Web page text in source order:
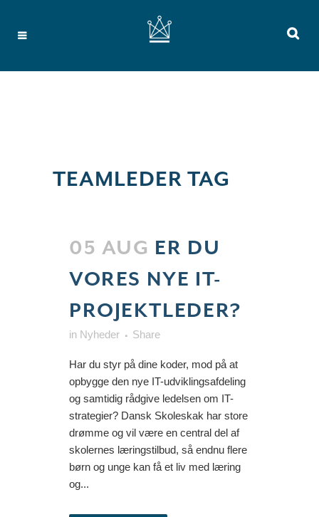
TEAMLEDER TAG
05 AUG ER DU
VORES NYE IT-
PROJEKTLEDER?
in Nyheder Share
Har du styr på dine koder, mod på at
opbygge den nye IT-udviklingsafdeling
og samtidig rådgive ledelsen om IT-
strategier? Dansk Skoleskak har store
drømme og vil være en central del af
skolernes læringstilbud, så endnu flere
børn og unge kan få et liv med læring
og...